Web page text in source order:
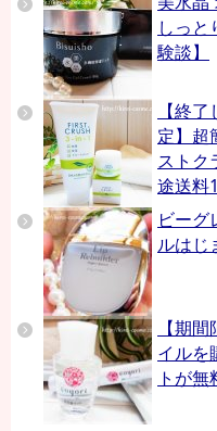
しっ
験談】
【終
定】超
ストク
途送料
ビーグ
ルはじ
【期
イルを
トが無